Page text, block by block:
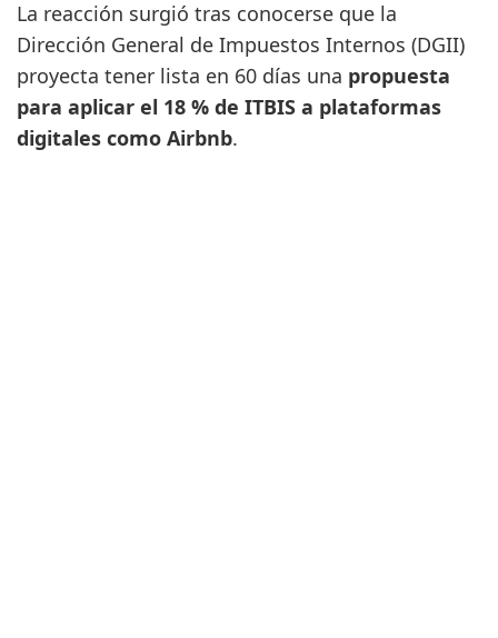
La reacción surgió tras conocerse que la
Dirección General de Impuestos Internos (DGII)
proyecta tener lista en 60 días una propuesta
para aplicar el 18 % de ITBIS a plataformas
digitales como Airbnb.